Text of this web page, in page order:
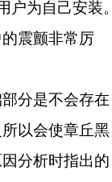
为自己安装。
震颤非常厉
分是不会存在
以会使章丘黑
分析时指出的